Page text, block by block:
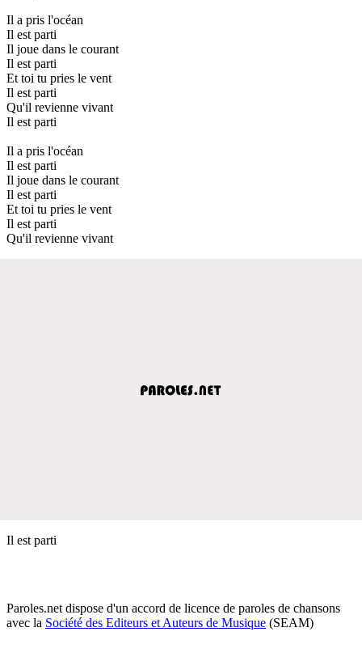
Il a pris l'océan
Il est parti
Il joue dans le courant
Il est parti
Et toi tu pries le vent
Il est parti
Qu'il revienne vivant
Il est parti
Il a pris l'océan
Il est parti
Il joue dans le courant
Il est parti
Et toi tu pries le vent
Il est parti
Qu'il revienne vivant
Il est parti
Paroles.net dispose d'un accord de licence de paroles de chansons
avec la Société des Editeurs et Auteurs de Musique (SEAM)